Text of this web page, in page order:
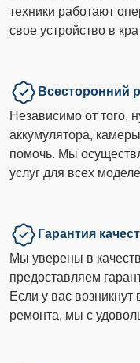
техники работают
свое устройство в
Всесторонний
Независимо от того,
аккумулятора,
помочь. Мы
услуг для всех
Гарантия
Мы уверены в
предоставляем
Если у вас
ремонта, мы с